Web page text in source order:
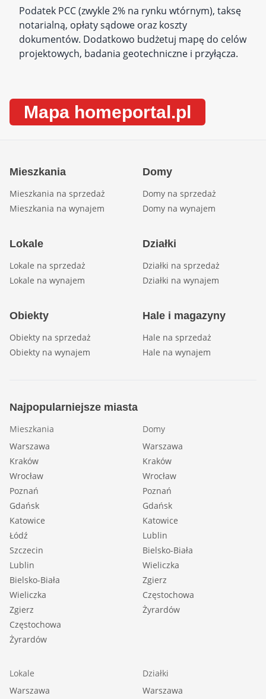
Podatek PCC (zwykle 2% na rynku wtórnym), taksę
notarialną, opłaty sądowe oraz koszty
dokumentów. Dodatkowo budżetuj mapę do celów
projektowych, badania geotechniczne i przyłącza.
Mapa homeportal.pl
Mieszkania
Mieszkania na sprzedaż
Mieszkania na wynajem
Domy
Domy na sprzedaż
Domy na wynajem
Lokale
Lokale na sprzedaż
Lokale na wynajem
Działki
Działki na sprzedaż
Działki na wynajem
Obiekty
Obiekty na sprzedaż
Obiekty na wynajem
Hale i magazyny
Hale na sprzedaż
Hale na wynajem
Najpopularniejsze miasta
Mieszkania
Warszawa
Kraków
Wrocław
Poznań
Gdańsk
Katowice
Łódź
Szczecin
Lublin
Bielsko-Biała
Wieliczka
Zgierz
Częstochowa
Żyrardów
Domy
Warszawa
Kraków
Wrocław
Poznań
Gdańsk
Katowice
Lublin
Bielsko-Biała
Wieliczka
Zgierz
Częstochowa
Żyrardów
Lokale
Warszawa
Działki
Warszawa